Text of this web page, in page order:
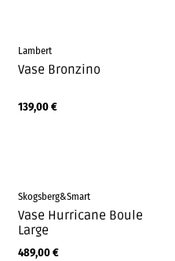
Lambert
Vase Bronzino
139,00€
Skogsberg&Smart
Vase Hurricane Boule
Large
489,00€